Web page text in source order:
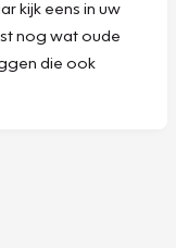
kijk eens in uw
nog wat oude
die ook